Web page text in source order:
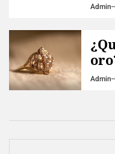
Admin
Admin